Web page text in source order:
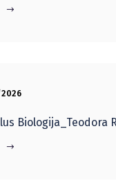
Biologija_Teodora